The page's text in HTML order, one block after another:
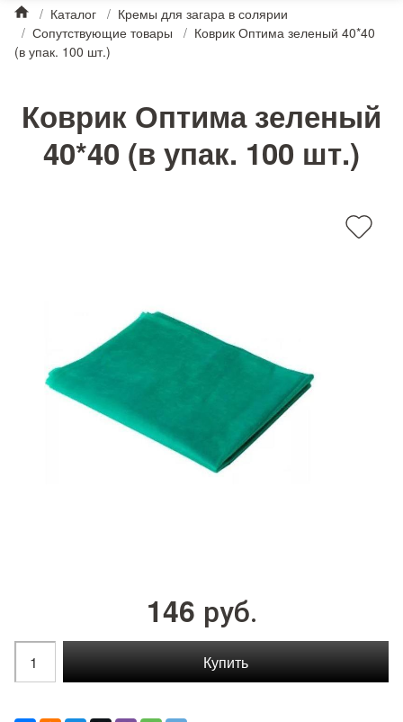
/ Каталог / Кремы для загара в солярии
/ Сопутствующие товары / Коврик Оптима зеленый 40*40
(в упак. 100 шт.)
Коврик Оптима зеленый
40*40 (в упак. 100 шт.)
146 руб.